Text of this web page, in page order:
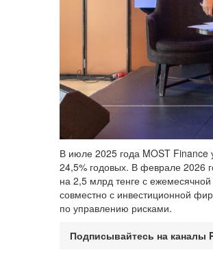
В июле 2025 года MOST Finance
24,5% годовых. В феврале 2026
на 2,5 млрд тенге с
совместно с инвестиционной
по управлению рисками.
Подписывайтесь на каналы